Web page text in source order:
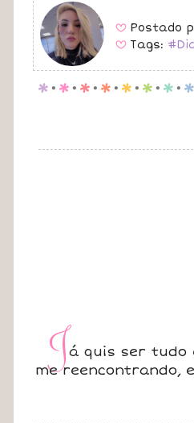
B Postado
B Tags:
p . p . p . p . p . p . p . p
Já quis ser tudo
me reencontrando,